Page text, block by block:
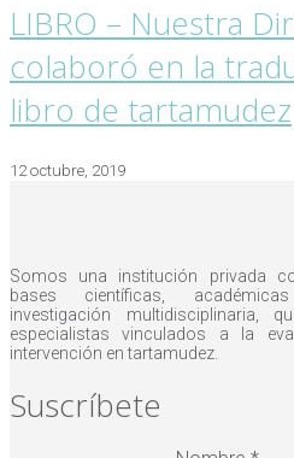
LIBRO – Nuestra
colaboró en la
libro de tartamudez
12 octubre, 2019
Somos una institución privada
bases científicas,
investigación multidisciplinaria,
especialistas vinculados a la
intervención en tartamudez.
Suscríbete